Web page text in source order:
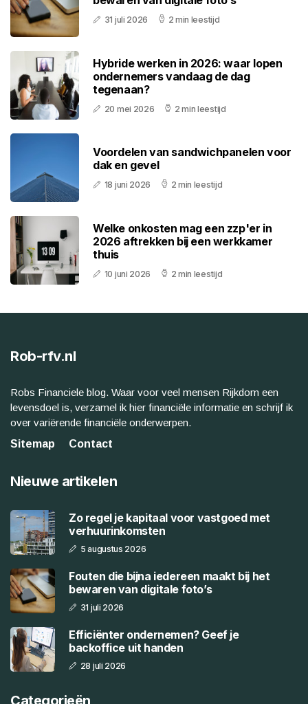
31 juli 2026 2 min leestijd
Hybride werken in 2026: waar lopen
ondernemers vandaag de dag
tegenaan?
20 mei 2026 2 min leestijd
Voordelen van sandwichpanelen voor
dak en gevel
18 juni 2026 2 min leestijd
Welke onkosten mag een zzp'er in
2026 aftrekken bij een werkkamer
thuis
10 juni 2026 2 min leestijd
Rob-rfv.nl
Robs Financiele blog. Waar voor veel mensen Rijkdom een
levensdoel is, verzamel ik hier financiële informatie en schrijf ik
over variërende financiële onderwerpen.
Sitemap
Contact
Nieuwe artikelen
Zo regel je kapitaal voor vastgoed met
verhuurinkomsten
5 augustus 2026
Fouten die bijna iedereen maakt bij het
bewaren van digitale foto’s
31 juli 2026
Efficiënter ondernemen? Geef je
backoffice uit handen
28 juli 2026